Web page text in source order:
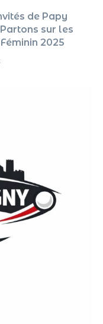
de Papy
sur les
2025